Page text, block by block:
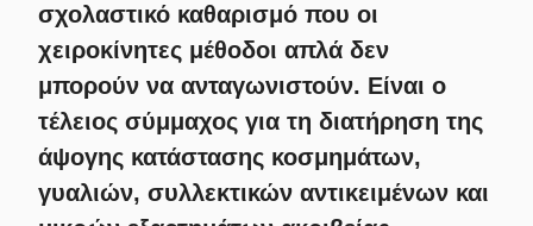
σχολαστικό καθαρισμό που οι
χειροκίνητες μέθοδοι απλά δεν
μπορούν να ανταγωνιστούν. Είναι ο
τέλειος σύμμαχος για τη διατήρηση της
άψογης κατάστασης κοσμημάτων,
γυαλιών, συλλεκτικών αντικειμένων και